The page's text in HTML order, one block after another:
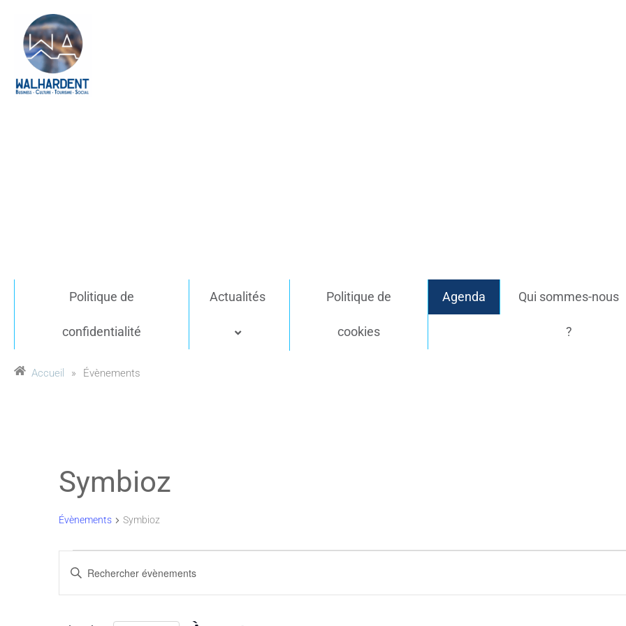
Politique de
confidentialité
Actualités Politique de
cookies
Agenda Qui sommes-nous
?
Accueil » Évènements
Symbioz
Évènements Symbioz
Recherche
et
navigation
Saisir
clé.